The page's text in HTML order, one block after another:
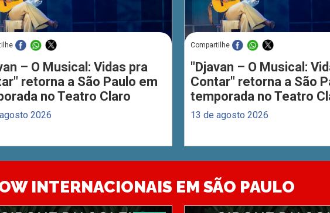
– O Musical: Vidas pra
retorna a São Paulo em
no Teatro Claro
2026
Compartilhe
"Djavan – O Musical:
Contar" retorna a São
temporada no Teatro
13 de agosto 2026
INTERNACIONAIS EM SÃO PAULO